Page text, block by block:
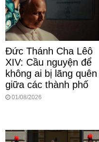
Đức Thánh Cha Lêô
XIV: Cầu nguyện để
không ai bị lãng quên
giữa các thành phố
01/08/2026